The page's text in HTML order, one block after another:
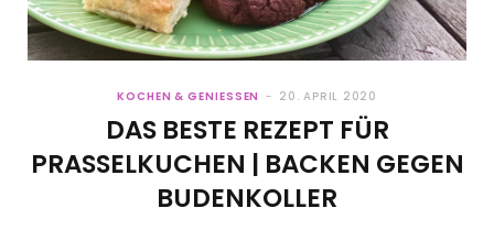
KOCHEN & GENIESSEN 20. APRIL 2020
DAS BESTE REZEPT FÜR
PRASSELKUCHEN | BACKEN GEGEN
BUDENKOLLER